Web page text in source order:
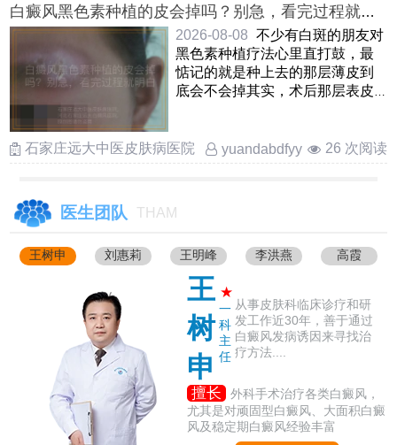
白癜风黑色素种植的皮会掉吗？别急，看完过程就明
白
2026-08-08 不少有白斑的朋友对
黑色素种植疗法心里直打鼓，最
惦记的就是种上去的那层薄皮到
底会不会掉其实，术后那层表皮
石家庄远大中医皮肤病医院 yuandabdfyy 26 次阅读
医生团队 THAM
王树申 刘惠莉 王明峰 李洪燕 高霞
王
树
申
★
一
科
主
任
从事皮肤科临床诊疗和研
发工作近30年，善于通过
白癜风发病诱因来寻找治
疗方法....
擅长
外科手术治疗各类白癜风，
尤其是对顽固型白癜风、大面积白癜
风及稳定期白癜风经验丰富